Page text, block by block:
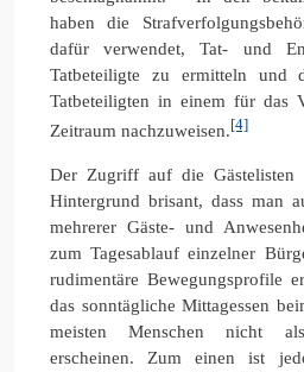
haben die
dafür verwendet, Tat- und
Tatbeteiligte zu ermitteln und
Tatbeteiligten in einem für das
Zeitraum nachzuweisen.[4]
Der Zugriff auf die
Hintergrund brisant, dass man
mehrerer Gäste- und
zum Tagesablauf einzelner
rudimentäre Bewegungsprofile
das sonntägliche Mittagessen
meisten Menschen nicht
erscheinen. Zum einen ist